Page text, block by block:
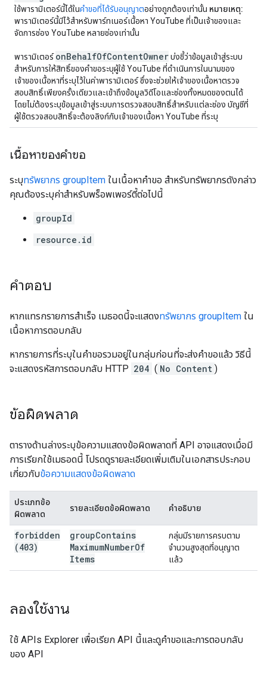
ใช้พารามิเตอร์นี้ได้ในคำขอที่ได้รับอนุญาตอย่างถูกต้องเท่านั้น หมายเหตุ:
พารามิเตอร์นี้มีไว้สำหรับพาร์ทเนอร์เนื้อหา YouTube ที่เป็นเจ้าของและ
จัดการช่อง YouTube หลายช่องเท่านั้น
พารามิเตอร์onBehalfOfContentOwnerบ่งชี้ว่าข้อมูลเข้าสู่ระบบ
สำหรับการให้สิทธิ์ของคำขอระบุผู้ใช้ YouTube ที่ดำเนินการในนามของ
เจ้าของเนื้อหาที่ระบุไว้ในค่าพารามิเตอร์ ซึ่งจะช่วยให้เจ้าของเนื้อหาตรวจ
สอบสิทธิ์เพียงครั้งเดียวและเข้าถึงข้อมูลวิดีโอและช่องทั้งหมดของตนได้
โดยไม่ต้องระบุข้อมูลเข้าสู่ระบบการตรวจสอบสิทธิ์สำหรับแต่ละช่อง บัญชีที่
ผู้ใช้ตรวจสอบสิทธิ์จะต้องลิงก์กับเจ้าของเนื้อหา YouTube ที่ระบุ
เนื้อหาของคำขอ
ระบุทรัพยากร groupItem ในเนื้อหาคําขอ สําหรับทรัพยากรดังกล่าว
คุณต้องระบุค่าสําหรับพร็อพเพอร์ตี้ต่อไปนี้
groupId
resource.id
คำตอบ
หากแทรกรายการสำเร็จ เมธอดนี้จะแสดงทรัพยากร groupItem ใน
เนื้อหาการตอบกลับ
หากรายการที่ระบุในคำขอรวมอยู่ในกลุ่มก่อนที่จะส่งคำขอแล้ว วิธีนี้
จะแสดงรหัสการตอบกลับ HTTP 204 ( No Content )
ข้อผิดพลาด
ตารางด้านล่างระบุข้อความแสดงข้อผิดพลาดที่ API อาจแสดงเมื่อมี
การเรียกใช้เมธอดนี้ โปรดดูรายละเอียดเพิ่มเติมในเอกสารประกอบ
เกี่ยวกับข้อความแสดงข้อผิดพลาด
ประเภทข้อ
ผิดพลาด
รายละเอียดข้อผิดพลาด คำอธิบาย
forbidden
(403)
groupContains
MaximumNumberOf
Items
กลุ่มมีรายการครบตาม
จำนวนสูงสุดที่อนุญาต
แล้ว
ลองใช้งาน
ใช้ APIs Explorer เพื่อเรียก API นี้และดูคําขอและการตอบกลับ
ของ API